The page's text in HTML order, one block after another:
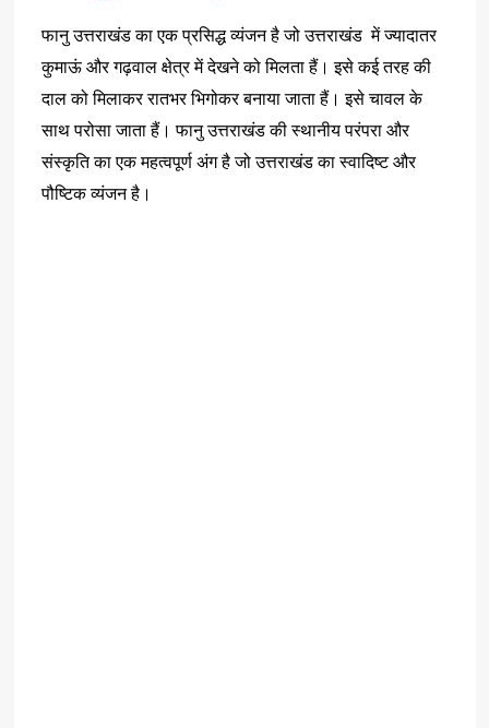
फानु उत्तराखंड का एक प्रसिद्ध व्यंजन है जो उत्तराखंड में ज्यादातर
कुमाऊं और गढ़वाल क्षेत्र में देखने को मिलता हैं। इसे कई तरह की
दाल को मिलाकर रातभर भिगोकर बनाया जाता हैं। इसे चावल के
साथ परोसा जाता हैं। फानु उत्तराखंड की स्थानीय परंपरा और
संस्कृति का एक महत्वपूर्ण अंग है जो उत्तराखंड का स्वादिष्ट और
पौष्टिक व्यंजन है।